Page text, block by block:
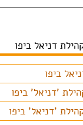
דניאל ביפו
ביפו
'דניאל' ביפו
'דניאל' ביפו